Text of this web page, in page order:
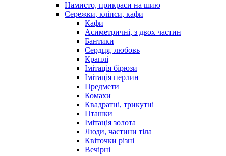
Намисто, прикраси на шию
Сережки, кліпси, кафи
Кафи
Асиметричні, з двох частин
Бантики
Сердця, любовь
Краплі
Імітація бірюзи
Імітація перлин
Предмети
Комахи
Квадратні, трикутні
Пташки
Імітація золота
Люди, частини тіла
Квіточки різні
Вечірні